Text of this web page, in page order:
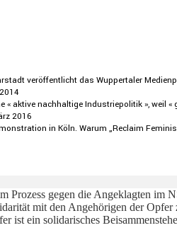
veröf­fent­licht das Wupper­taler
« aktive nachhal­tige Indus­trie­po­litik », weil «
2016
in Köln. Warum „Reclaim
Prozess gegen die Angeklagten
mit den Angehörigen der
ist ein solidarisches